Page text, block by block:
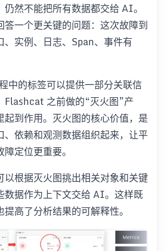
然不能把所有数据都交给 AI。
答一个更关键的问题：这次故障到
、实例、日志、Span、事件有
中的标签可以提供一部分关联信
Flashcat 之前做的“灭火图”产
起到作用。灭火图的核心价值，是
、依赖和观测数据组织起来，让平
定位更重要。
以根据灭火图挑出相关对象和关键
数据作为上下文交给 AI。这样既
高了分析结果的可解释性。